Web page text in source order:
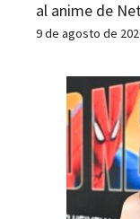
al anime de
9 de agosto de